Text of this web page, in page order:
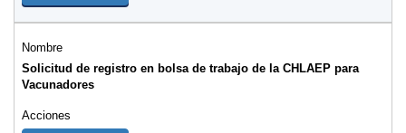
Solicitud de registro en bolsa de trabajo de la CHLAEP para
Vacunadores